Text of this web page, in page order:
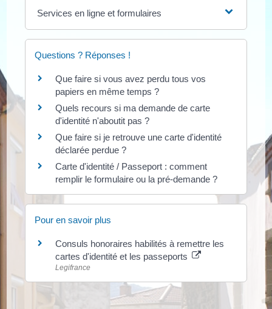
Services en ligne et formulaires
Questions ? Réponses !
Que faire si vous avez perdu tous vos
papiers en même temps ?
Quels recours si ma demande de carte
d'identité n'aboutit pas ?
Que faire si je retrouve une carte d'identité
déclarée perdue ?
Carte d'identité / Passeport : comment
remplir le formulaire ou la pré-demande ?
Pour en savoir plus
Consuls honoraires habilités à remettre les
cartes d'identité et les passeports
Legifrance